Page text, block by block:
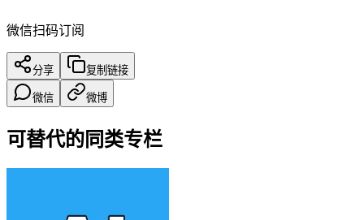
微信扫码订阅
分享 复制链接
微信 微博
可替代的同类专栏